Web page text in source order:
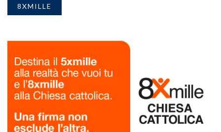
8XMILLE